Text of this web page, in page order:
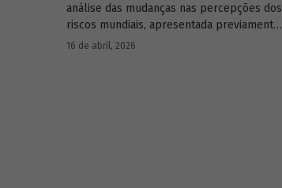
análise das mudanças nas percepções dos
riscos mundiais, apresentada previamente
na edição 54/2025, a partir dos relatórios
16 de abril, 2026